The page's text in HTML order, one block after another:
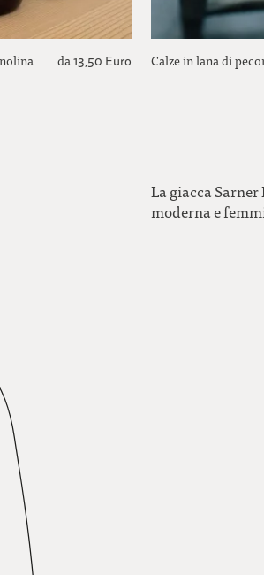
da13,50 Euro Calze in lana di
La giacca
moderna e